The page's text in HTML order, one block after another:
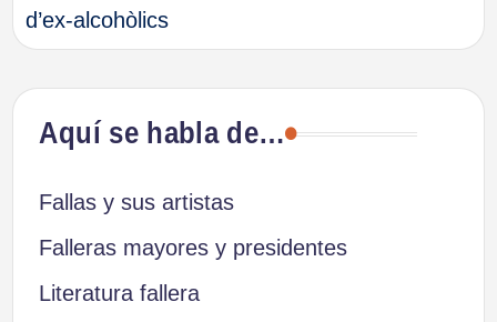
entradas
d’ex-alcohòlics
Aquí se habla de…
Fallas y sus artistas
Falleras mayores y presidentes
Literatura fallera